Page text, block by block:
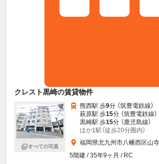
クレスト黒崎の賃貸物件
すべての写真
熊西駅 歩9分 （筑豊電鉄線）
萩原駅 歩15分 （筑豊電鉄線）
黒崎駅 歩15分 （鹿児島線）
ほか1駅（徒歩20分圏内）
福岡県北九州市八幡西区山
5階建 / 35年9ヶ月 / RC